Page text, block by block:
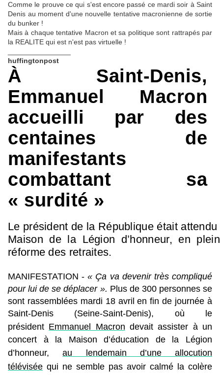
Comme le prouve ce qui s'est encore passé ce mardi soir à Saint
Denis au moment d'une nouvelle tentative macronienne de sortie
du bunker !
Mais à chaque tentative Macron et sa politique sont rattrapés par
la REALITE qui est n'est pas virtuelle !
huffingtonpost
À Saint-Denis,
Emmanuel Macron
accueilli par des
centaines de
manifestants
combattant sa
« surdité »
Le président de la République était
Maison de la Légion d’honneur, en
réforme des retraites.
MANIFESTATION - « Ça va devenir très compliqué
pour lui de se déplacer ». Plus de 300 personnes se
sont rassemblées mardi 18 avril en fin de journée à
Saint-Denis (Seine-Saint-Denis), où le
président Emmanuel Macron devait assister à un
concert à la Maison d’éducation de la Légion
d’honneur,
au lendemain d’une allocution
télévisée qui ne semble pas avoir calmé la colère